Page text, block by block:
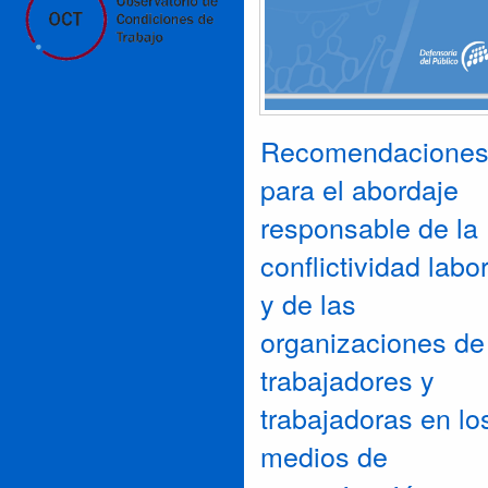
Recomendaciones
para el abordaje
responsable de la
conflictividad
y de las
organizaciones de
trabajadores y
trabajadoras en
medios de